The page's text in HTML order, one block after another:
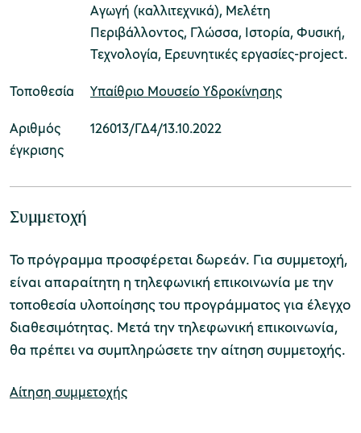
Μουσείο Περιβάλλοντος Στυμφαλίας
Μουσείο Μαστίχας Χίου
Μουσείο Αργυροτεχνίας
ομάδες
προγράμματα
εισιτήρια
Αγωγή (καλλιτεχνικά), Μελέτη
Περιβάλλοντος, Γλώσσα, Ιστορία, Φυσική,
Τεχνολογία, Ερευνητικές εργασίες-project.
Τοποθεσία
Υπαίθριο Μουσείο Υδροκίνησης
Αριθμός
έγκρισης
126013/ΓΔ4/13.10.2022
Συμμετοχή
Το πρόγραμμα προσφέρεται δωρεάν. Για συμμετοχή,
είναι απαραίτητη η τηλεφωνική επικοινωνία με την
τοποθεσία υλοποίησης του προγράμματος για έλεγχο
διαθεσιμότητας. Μετά την τηλεφωνική επικοινωνία,
θα πρέπει να συμπληρώσετε την αίτηση συμμετοχής.
Αίτηση συμμετοχής